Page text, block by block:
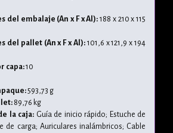
del embalaje (An x F x Al): 188 x 210 x 115
del pallet (An x F x Al):101,6 x 121,9 x 194
capa:10
593,73 g
89,76 kg
la caja: Guía de inicio rápido; Estuche de
de carga; Auriculares inalámbricos; Cable